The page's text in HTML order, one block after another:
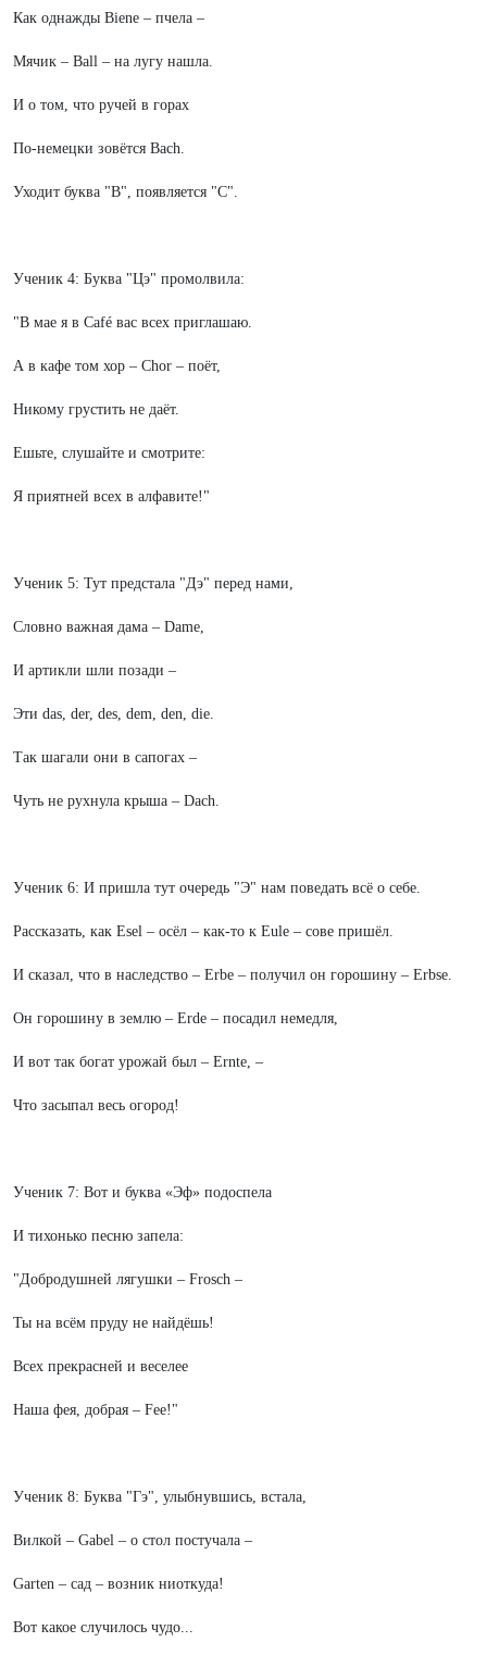
Как однажды Biene – пчела –
Мячик – Ball – на лугу нашла.
И о том, что ручей в горах
По-немецки зовётся Bach.
Уходит буква "В", появляется "С".
Ученик 4: Буква "Цэ" промолвила:
"В мае я в Café вас всех приглашаю.
А в кафе том хор – Chor – поёт,
Никому грустить не даёт.
Ешьте, слушайте и смотрите:
Я приятней всех в алфавите!"
Ученик 5: Тут предстала "Дэ" перед нами,
Словно важная дама – Dame,
И артикли шли позади –
Эти das, der, des, dem, den, die.
Так шагали они в сапогах –
Чуть не рухнула крыша – Dach.
Ученик 6: И пришла тут очередь "Э" нам поведать всё о себе.
Рассказать, как Esel – осёл – как-то к Eulе – сове пришёл.
И сказал, что в наследство – Еrbe – получил он горошину – Erbse.
Он горошину в землю – Erde – посадил немедля,
И вот так богат урожай был – Ernte, –
Что засыпал весь огород!
Ученик 7: Вот и буква «Эф» подоспела
И тихонько песню запела:
"Добродушней лягушки – Frosch –
Ты на всём пруду не найдёшь!
Всех прекрасней и веселее
Наша фея, добрая – Fee!"
Ученик 8: Буква "Гэ", улыбнувшись, встала,
Вилкой – Gabel – о стол постучала –
Garten – сад – возник ниоткуда!
Вот какое случилось чудо...